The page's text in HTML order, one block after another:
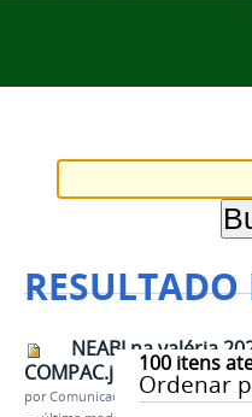
100itens
Ordenar
NEABI na valéria
COMPAC.jpg
porComunicação CPR